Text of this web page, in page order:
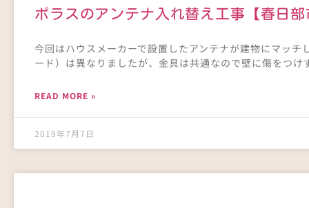
ポラスのアンテナ入れ替え工事【春日部
今回はハウスメーカーで設置したアンテナが建物にマッ
ード）は異なりましたが、金具は共通なので壁に傷をつけ
READ MORE »
2019年7月7日